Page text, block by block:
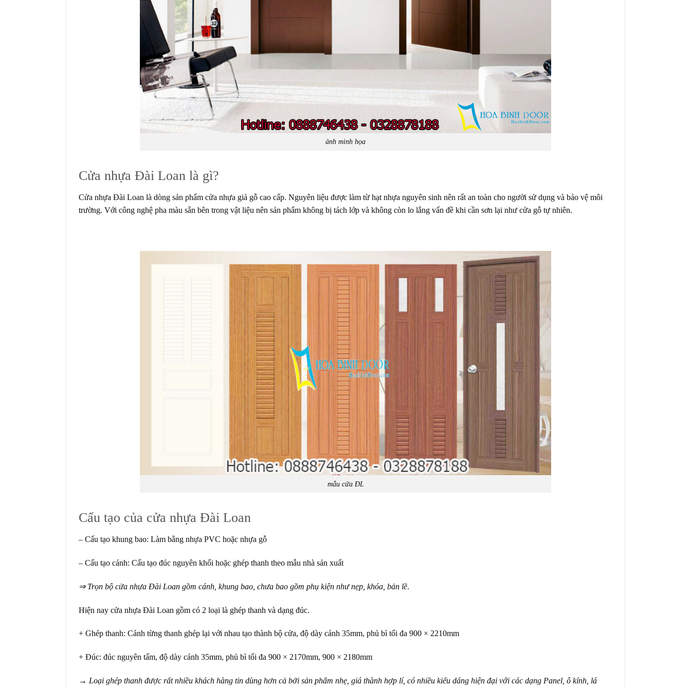
ảnh minh họa
Cửa nhựa Đài Loan là gì?
Cửa nhựa Đài Loan là dòng sản phẩm cửa nhựa giả gỗ cao cấp. Nguyên liệu được làm từ hạt nhựa nguyên sinh nên rất an toàn cho người sử dụng và bảo vệ môi
trường. Với công nghệ pha màu sẵn bên trong vật liệu nên sản phẩm không bị tách lớp và không còn lo lắng vấn đề khi cần sơn lại như cửa gỗ tự nhiên.
mẫu cửa ĐL
Cấu tạo của cửa nhựa Đài Loan
– Cấu tạo khung bao: Làm bằng nhựa PVC hoặc nhựa gỗ
– Cấu tạo cánh: Cấu tạo đúc nguyên khối hoặc ghép thanh theo mẫu nhà sản xuất
⇒ Trọn bộ cửa nhựa Đài Loan gồm cánh, khung bao, chưa bao gồm phụ kiện như nẹp, khóa, bản lề.
Hiện nay cửa nhựa Đài Loan gồm có 2 loại là ghép thanh và dạng đúc.
+ Ghép thanh: Cánh từng thanh ghép lại với nhau tạo thành bộ cửa, độ dày cánh 35mm, phủ bì tối đa 900 × 2210mm
+ Đúc: đúc nguyên tấm, độ dày cánh 35mm, phủ bì tối đa 900 × 2170mm, 900 × 2180mm
→ Loại ghép thanh được rất nhiều khách hàng tin dùng hơn cả bởi sản phẩm nhẹ, giá thành hợp lí, có nhiều kiểu dáng hiện đại với các dạng Panel, ô kính, lá